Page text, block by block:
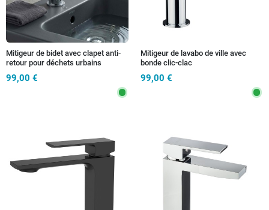
Mitigeur de bidet avec clapet anti-
retour pour déchets urbains
99,00 €
Mitigeur de lavabo de ville avec
bonde clic-clac
99,00 €